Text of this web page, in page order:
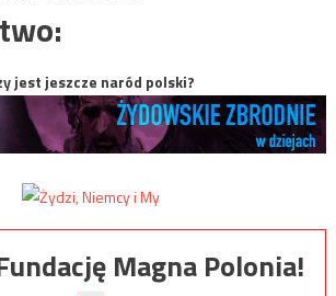
jest jeszcze naród polski?
Magna Polonia!